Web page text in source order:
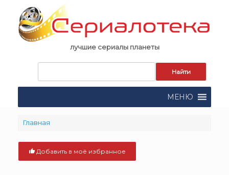
content
лучшие сериалы планеты
поиска:
МЕНЮ
Главная
Добавить в моё избранное